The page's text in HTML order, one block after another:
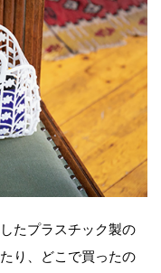
たプラスチック製の
り、どこで買ったの